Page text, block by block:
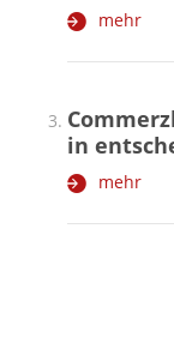
mehr
in
mehr